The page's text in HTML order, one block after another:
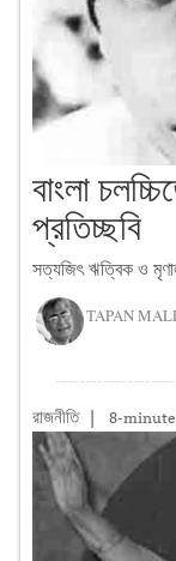
বাংলা
প্রতিচ্ছবি
সত্যজিৎ ঋত্বিক ও মৃণাল
TAPAN
রাজনীতি|8-minute